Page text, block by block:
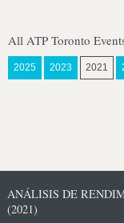
All ATP Toronto
2025 2023 2021
ANÁLISIS DE
(2021)